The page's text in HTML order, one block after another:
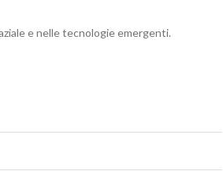
e nelle tecnologie emergenti.